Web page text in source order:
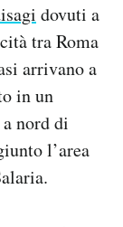
dovuti a
tra Roma
arrivano a
in un
nord di
l’area